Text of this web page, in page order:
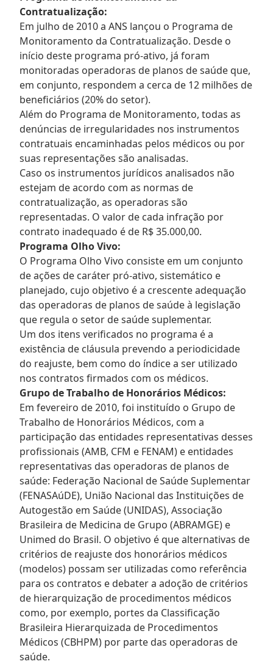
Contratualização:
Em julho de 2010 a ANS lançou o Programa de
Monitoramento da Contratualização. Desde o
início deste programa pró-ativo, já foram
monitoradas operadoras de planos de saúde que,
em conjunto, respondem a cerca de 12 milhões de
beneficiários (20% do setor).
Além do Programa de Monitoramento, todas as
denúncias de irregularidades nos instrumentos
contratuais encaminhadas pelos médicos ou por
suas representações são analisadas.
Caso os instrumentos jurídicos analisados não
estejam de acordo com as normas de
contratualização, as operadoras são
representadas. O valor de cada infração por
contrato inadequado é de R$ 35.000,00.
Programa Olho Vivo:
O Programa Olho Vivo consiste em um conjunto
de ações de caráter pró-ativo, sistemático e
planejado, cujo objetivo é a crescente adequação
das operadoras de planos de saúde à legislação
que regula o setor de saúde suplementar.
Um dos itens verificados no programa é a
existência de cláusula prevendo a periodicidade
do reajuste, bem como do índice a ser utilizado
nos contratos firmados com os médicos.
Grupo de Trabalho de Honorários Médicos:
Em fevereiro de 2010, foi instituído o Grupo de
Trabalho de Honorários Médicos, com a
participação das entidades representativas desses
profissionais (AMB, CFM e FENAM) e entidades
representativas das operadoras de planos de
saúde: Federação Nacional de Saúde Suplementar
(FENASAúDE), União Nacional das Instituições de
Autogestão em Saúde (UNIDAS), Associação
Brasileira de Medicina de Grupo (ABRAMGE) e
Unimed do Brasil. O objetivo é que alternativas de
critérios de reajuste dos honorários médicos
(modelos) possam ser utilizadas como referência
para os contratos e debater a adoção de critérios
de hierarquização de procedimentos médicos
como, por exemplo, portes da Classificação
Brasileira Hierarquizada de Procedimentos
Médicos (CBHPM) por parte das operadoras de
saúde.